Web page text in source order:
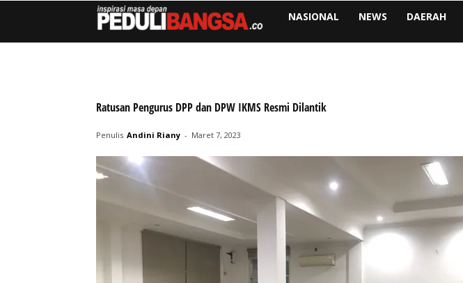
NASIONAL NEWS DAERAH
Ratusan Pengurus DPP dan DPW IKMS Resmi Dilantik
Penulis Andini Riany - Maret 7, 2023